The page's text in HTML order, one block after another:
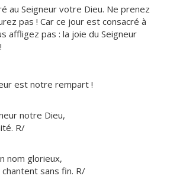
au Seigneur votre Dieu. Ne prenez
pas ! Car ce jour est consacré à
affligez pas : la joie du Seigneur
est notre rempart !
notre Dieu,
R/
nom glorieux,
sans fin. R/